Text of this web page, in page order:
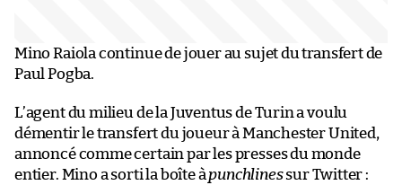
Mino Raiola continue de jouer au sujet du transfert de
Paul Pogba.
L’agent du milieu de la Juventus de Turin a voulu
démentir le transfert du joueur à Manchester United,
annoncé comme certain par les presses du monde
entier. Mino a sorti la boîte à punchlinessur Twitter :